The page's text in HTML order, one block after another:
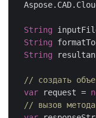
String
String
String
// создать
var request =
// вызов метода